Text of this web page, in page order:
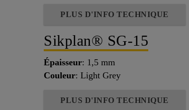
PLUS D'INFO TECHNIQUE
Sikplan® SG-15
Épaisseur: 1,5 mm
Couleur: Light Grey
PLUS D'INFO TECHNIQUE